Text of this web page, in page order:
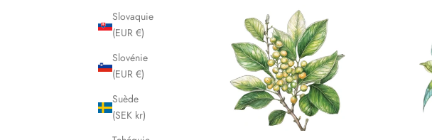
Slovaquie
(EUR €)
Slovénie
(EUR €)
Suède
(SEK kr)